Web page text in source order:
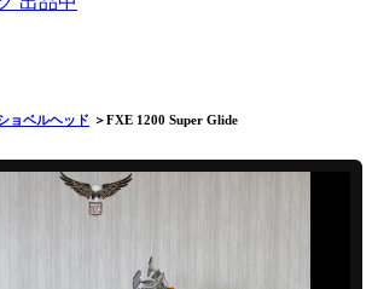
ョベルヘッド ＞FXE 1200 Super Glide